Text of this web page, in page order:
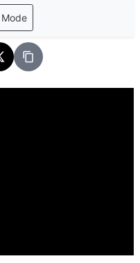
Mode